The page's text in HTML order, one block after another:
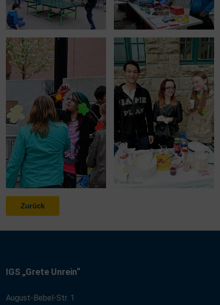
Zurück
IGS „Grete Unrein“
August-Bebel-Str. 1